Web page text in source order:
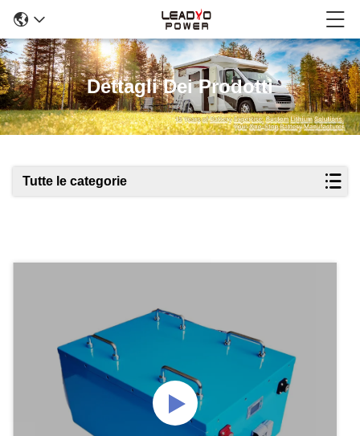
Dettagli Dei Prodotti
Tutte le categorie